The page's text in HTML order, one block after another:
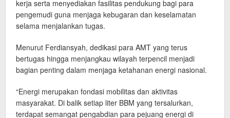
kerja serta menyediakan fasilitas pendukung bagi para
pengemudi guna menjaga kebugaran dan keselamatan
selama menjalankan tugas.
Menurut Ferdiansyah, dedikasi para AMT yang terus
bertugas hingga menjangkau wilayah terpencil menjadi
bagian penting dalam menjaga ketahanan energi nasional.
“Energi merupakan fondasi mobilitas dan aktivitas
masyarakat. Di balik setiap liter BBM yang tersalurkan,
terdapat semangat pengabdian para pejuang energi di